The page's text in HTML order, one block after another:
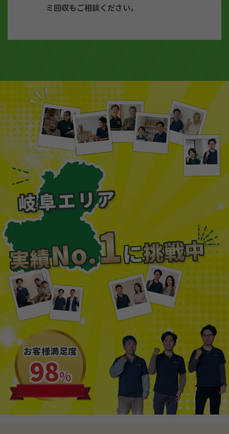
ミ回収もご相談ください。
岐阜エリア
実績No.1に挑戦中
お客様満足度
98%